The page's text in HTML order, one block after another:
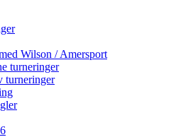
Wilson / Amersport
turneringer
turneringer